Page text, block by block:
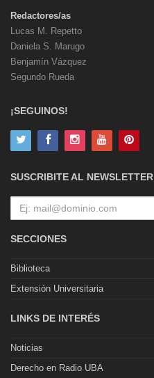
Redactores/as
Lucas M. Repetto
Daniela S. Marugo
Benjamín Vázquez
Segundo Rueda
¡SEGUINOS!
SUSCRIBITE AL NEWSLETTER
SECCIONES
Biblioteca
Extensión Universitaria
LINKS DE INTERÉS
Noticias
Derecho en Radio UBA